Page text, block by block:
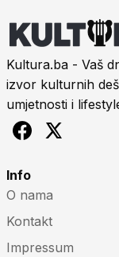
Kultura.ba - Vaš
izvor kulturnih
umjetnosti i
Info
O nama
Kontakt
Impressum